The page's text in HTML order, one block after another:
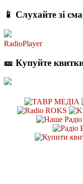
📱 Слухайте зі
RadioPlayer
🎫 Купуйте